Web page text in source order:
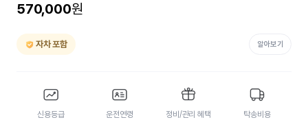
570,000원
자차 포함 알아보기
신용등급 운전연령 정비/관리 혜택 탁송비용